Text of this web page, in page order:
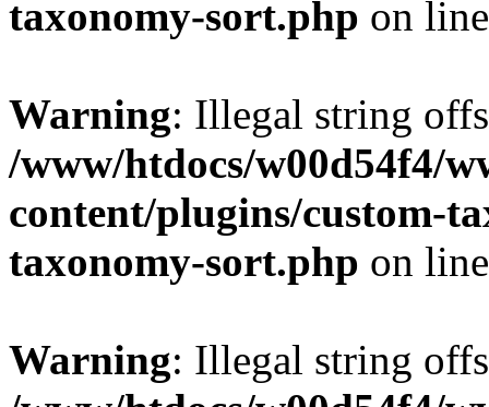
taxonomy-sort.php on
Warning: Illegal string
/www/htdocs/w00d54f4/
content/plugins/custom-
taxonomy-sort.php on
Warning: Illegal string